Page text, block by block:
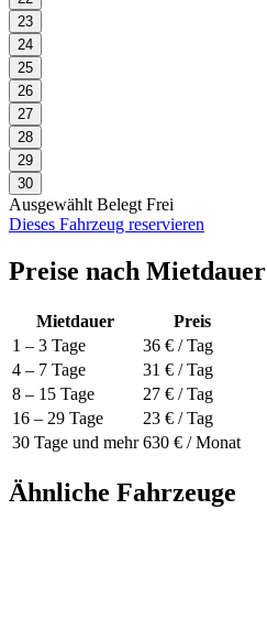
23
24
25
26
27
28
29
30
Ausgewählt Belegt Frei
Dieses Fahrzeug reservieren
Preise nach Mietdauer
Mietdauer
Preis
1 – 3 Tage
36 € / Tag
4 – 7 Tage
31 € / Tag
8 – 15 Tage
27 € / Tag
16 – 29 Tage
23 € / Tag
30 Tage und mehr 630 € / Monat
Ähnliche Fahrzeuge